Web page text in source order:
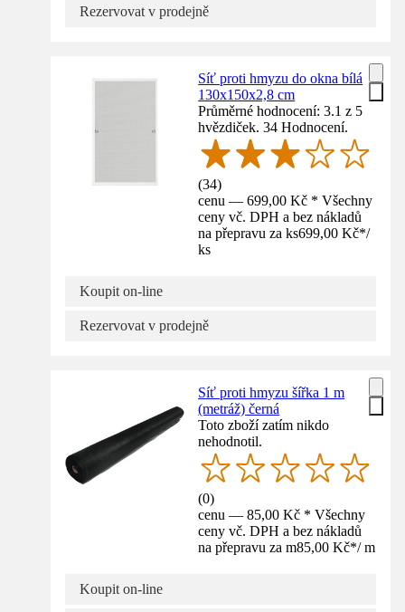
Rezervovat v prodejně
Síť proti hmyzu do okna bílá
130x150x2,8 cm
Průměrné hodnocení: 3.1 z 5
hvězdiček. 34 Hodnocení.
(34)
cenu — 699,00 Kč * Všechny
ceny vč. DPH a bez nákladů
na přepravu za ks699,00 Kč*/
ks
Koupit on-line
Rezervovat v prodejně
Síť proti hmyzu šířka 1 m
(metráž) černá
Toto zboží zatím nikdo
nehodnotil.
(0)
cenu — 85,00 Kč * Všechny
ceny vč. DPH a bez nákladů
na přepravu za m85,00 Kč*/ m
Koupit on-line